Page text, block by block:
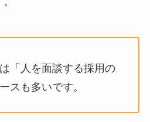
「人を面談する採用の
スも多いです。